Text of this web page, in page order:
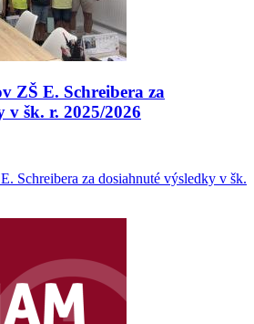
ZŠ E. Schreibera za
v šk. r. 2025/2026
Schreibera za dosiahnuté výsledky v šk.